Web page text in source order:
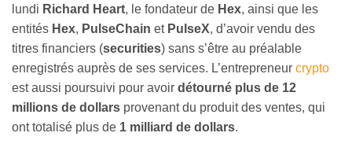
lundi Richard Heart, le fondateur de Hex, ainsi que les
entités Hex, PulseChain et PulseX, d’avoir vendu des
titres financiers (securities) sans s’être au préalable
enregistrés auprès de ses services. L’entrepreneur crypto
est aussi poursuivi pour avoir détourné plus de 12
millions de dollars provenant du produit des ventes, qui
ont totalisé plus de 1 milliard de dollars.